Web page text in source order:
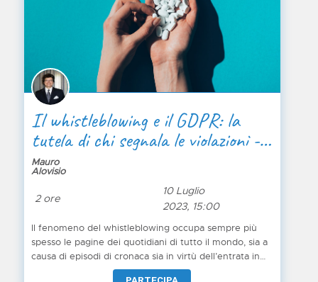
Il whistleblowing e il GDPR: la
tutela di chi segnala le violazioni -
Parte 2 di 3
Mauro
Alovisio
2 ore
10 Luglio
2023, 15:00
Il fenomeno del whistleblowing occupa sempre più
spesso le pagine dei quotidiani di tutto il mondo, sia a
causa di episodi di cronaca sia in virtù dell’entrata in
vigore della Direttiva Europea. Tuttavia sono ancora